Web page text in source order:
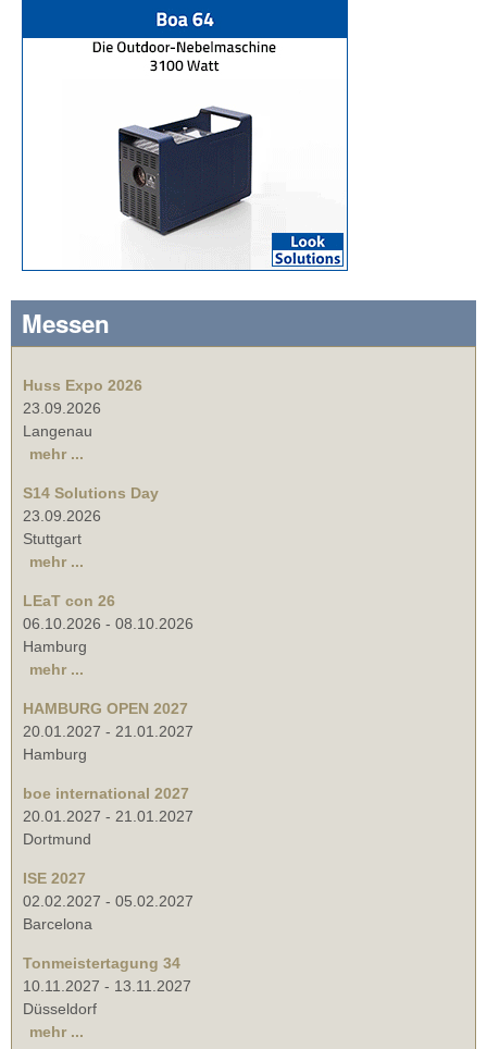
Messen
Huss Expo 2026
23.09.2026
Langenau
mehr ...
S14 Solutions Day
23.09.2026
Stuttgart
mehr ...
LEaT con 26
06.10.2026 - 08.10.2026
Hamburg
mehr ...
HAMBURG OPEN 2027
20.01.2027 - 21.01.2027
Hamburg
boe international 2027
20.01.2027 - 21.01.2027
Dortmund
ISE 2027
02.02.2027 - 05.02.2027
Barcelona
Tonmeistertagung 34
10.11.2027 - 13.11.2027
Düsseldorf
mehr ...